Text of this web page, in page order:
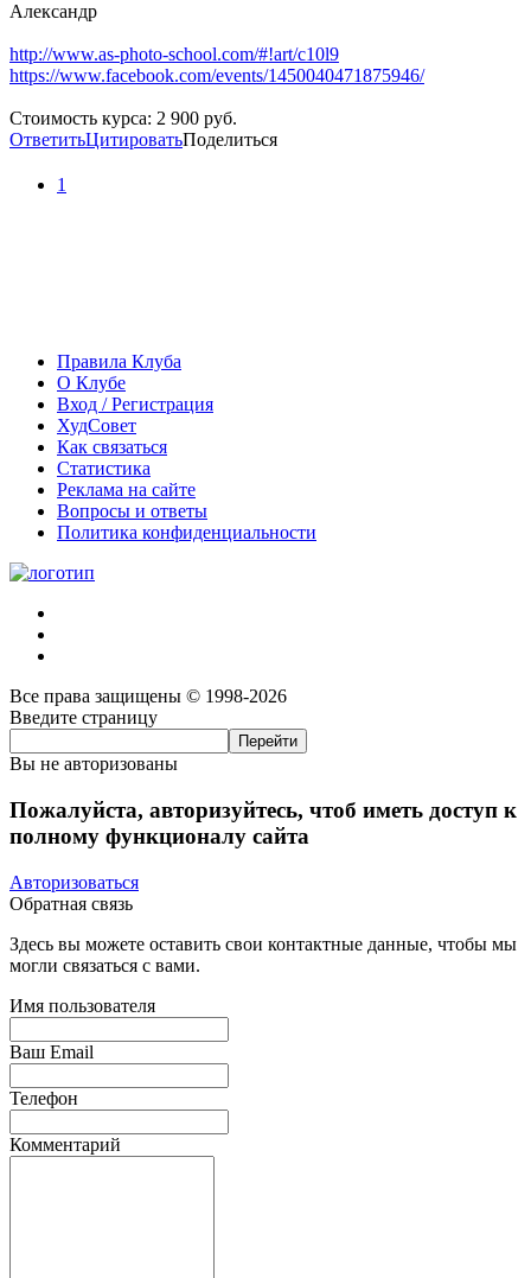
Александр
http://www.as-photo-school.com/#!art/c10l9
https://www.facebook.com/events/1450040471875946/
Стоимость курса: 2 900 руб.
ОтветитьЦитироватьПоделиться
1
Правила Клуба
О Клубе
Вход / Регистрация
ХудСовет
Как связаться
Статистика
Реклама на сайте
Вопросы и ответы
Политика конфиденциальности
Все права защищены © 1998-2026
Введите страницу
Вы не авторизованы
Пожалуйста, авторизуйтесь, чтоб иметь доступ к
полному функционалу сайта
Авторизоваться
Обратная связь
Здесь вы можете оставить свои контактные данные, чтобы мы
могли связаться с вами.
Имя пользователя
Ваш Email
Телефон
Комментарий